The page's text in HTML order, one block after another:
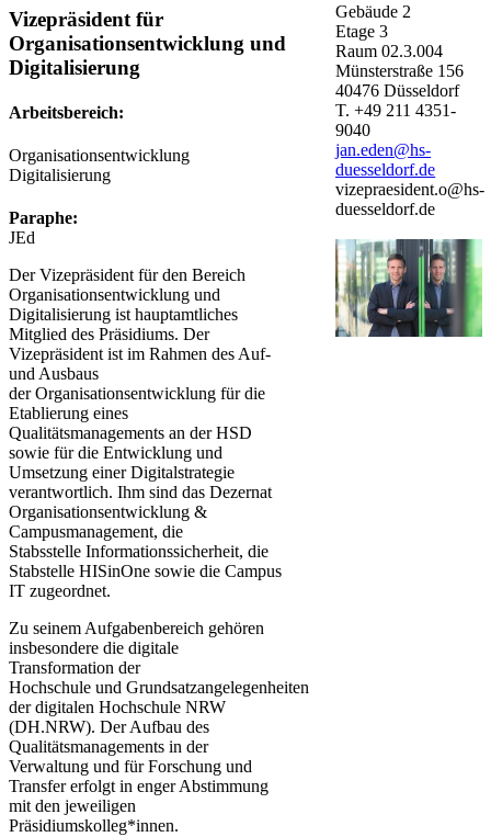
Vizepräsident für
Organisationsentwicklung und
Digitalisierung
Arbeitsbereich:
Organisationsentwicklung
Digitalisierung
Paraphe:
JEd
Der Vizepräsident​ für den Bereich
Organisationsentwicklung und
Digitalisierung ist hauptamtliches
Mitglied des Präsidiums. Der
Vizepräsident ist im Rahmen des Auf-
und Ausbaus
der Organisationsentwicklung für die
Etablierung eines
Qualitätsmanagements an der HSD
sowie für die Entwicklung und
Umsetzung einer Digitalstrategie
verantwortlich. Ihm sind das Dezernat
Organisationsentwicklung &
Campusmanagement, die
Stabsstelle Informationssicherheit, die
Stabstelle HISinOne sowie die Campus
IT zugeordnet. ​
Zu seinem Aufgabenbereich gehören
insbesondere die digitale
Transformation der
Hochschule und Grundsatzangelegenheiten
der digitalen Hochschule NRW
(DH.NRW). Der Aufbau des
Qualitätsmanagements in der
Verwaltung und für Forschung und
Transfer erfolgt in enger Abstimmung
mit den jeweiligen
Präsidiumskolleg*innen.
Gebäude 2
Etage3
Raum02.3.004
Münsterstraße 156
40476Düsseldorf
T.+49 211 4351-
9040
jan.eden@hs-
duesseldorf.de
vizepraesident.o@hs-
duesseldorf.de